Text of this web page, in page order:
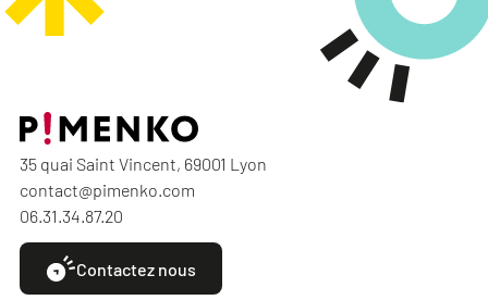
35 quai Saint Vincent, 69001 Lyon
contact@pimenko.com
06.31.34.87.20
Contactez nous